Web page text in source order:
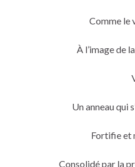
Comme le
À l’image de
Un anneau qui
Fortifie et
Consolidé par la